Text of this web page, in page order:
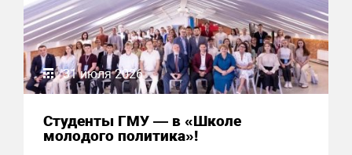
31 июля 2026
Студенты ГМУ — в «Школе
молодого политика»!